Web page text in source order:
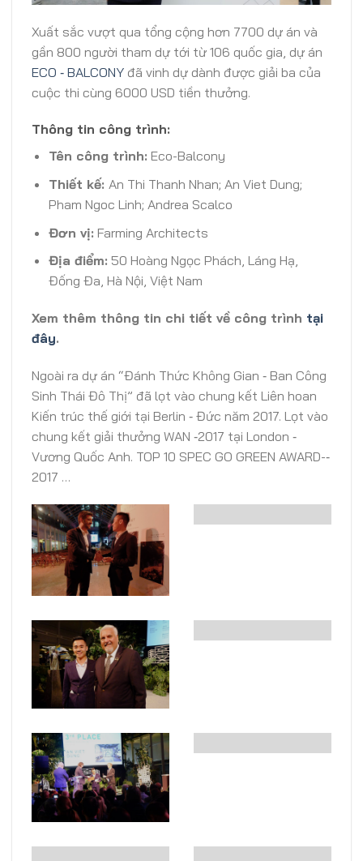
Xuất sắc vượt qua tổng cộng hơn 7700 dự án và
gần 800 người tham dự tới từ 106 quốc gia, dự án
ECO ‐ BALCONY đã vinh dự dành được giải ba của
cuộc thi cùng 6000 USD tiền thưởng.
Thông tin công trình:
Tên công trình: Eco-Balcony
Thiết kế: An Thi Thanh Nhan; An Viet Dung;
Pham Ngoc Linh; Andrea Scalco
Đơn vị: Farming Architects
Địa điểm: 50 Hoàng Ngọc Phách, Láng Hạ,
Đống Đa, Hà Nội, Việt Nam
Xem thêm thông tin chi tiết về công trình tại
đây.
Ngoài ra dự án “Đánh Thức Không Gian ‐ Ban Công
Sinh Thái Đô Thị” đã lọt vào chung kết Liên hoan
Kiến trúc thế giới tại Berlin ‐ Đức năm 2017. Lọt vào
chung kết giải thưởng WAN ‐2017 tại London ‐
Vương Quốc Anh. TOP 10 SPEC GO GREEN AWARD-­‐
2017 …